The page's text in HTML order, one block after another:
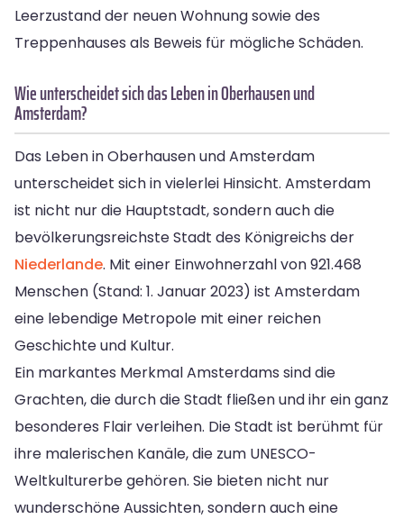
Leerzustand der neuen Wohnung sowie des
Treppenhauses als Beweis für mögliche Schäden.
Wie unterscheidet sich das Leben in Oberhausen und
Amsterdam?
Das Leben in Oberhausen und Amsterdam
unterscheidet sich in vielerlei Hinsicht. Amsterdam
ist nicht nur die Hauptstadt, sondern auch die
bevölkerungsreichste Stadt des Königreichs der
Niederlande. Mit einer Einwohnerzahl von 921.468
Menschen (Stand: 1. Januar 2023) ist Amsterdam
eine lebendige Metropole mit einer reichen
Geschichte und Kultur.
Ein markantes Merkmal Amsterdams sind die
Grachten, die durch die Stadt fließen und ihr ein ganz
besonderes Flair verleihen. Die Stadt ist berühmt für
ihre malerischen Kanäle, die zum UNESCO-
Weltkulturerbe gehören. Sie bieten nicht nur
wunderschöne Aussichten, sondern auch eine